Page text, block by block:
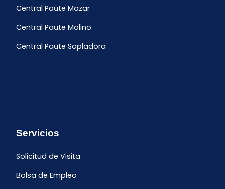
Central Paute Mazar
Central Paute Molino
Central Paute Sopladora
Servicios
Solicitud de Visita
Bolsa de Empleo